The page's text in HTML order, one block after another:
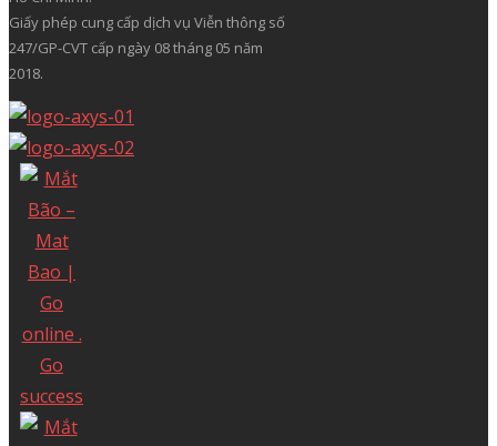
12A Núi Thành, Phường Tân Bình, TP.Hồ Chí Minh, Việt
Nam
12A Núi Thành, Phường Tân Bình, TP.Hồ Chí Minh, Việt
Nam
Điện thoại: (028) 3622 9999
VĂN PHÒNG MIỀN BẮC
Tầng 5, Tòa Rosary, 89 Lạc Long Quân, Phường Tây Hồ,
TP.Hà Nội, Việt Nam
Điện thoại: (024) 35 123456